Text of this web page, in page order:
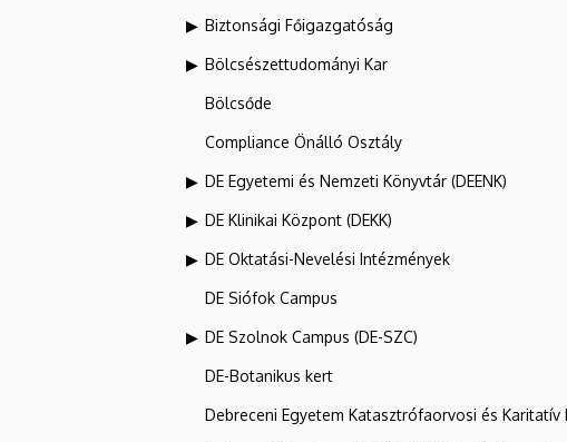
Biztonsági Főigazgatóság
Bölcsészettudományi Kar
Bölcsőde
Compliance Önálló Osztály
DE Egyetemi és Nemzeti Könyvtár (DEENK)
DE Klinikai Központ (DEKK)
DE Oktatási-Nevelési Intézmények
DE Siófok Campus
DE Szolnok Campus (DE-SZC)
DE-Botanikus kert
Debreceni Egyetem Katasztrófaorvosi és